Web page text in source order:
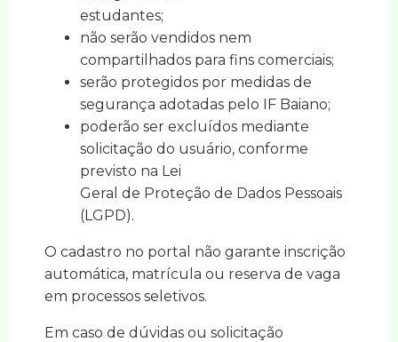
estudantes;
não serão vendidos nem
compartilhados para fins comerciais;
serão protegidos por medidas de
segurança adotadas pelo IF Baiano;
poderão ser excluídos mediante
solicitação do usuário, conforme
previsto na Lei
Geral de Proteção de Dados Pessoais
(LGPD).
O cadastro no portal não garante inscrição
automática, matrícula ou reserva de vaga
em processos seletivos.
Em caso de dúvidas ou solicitação